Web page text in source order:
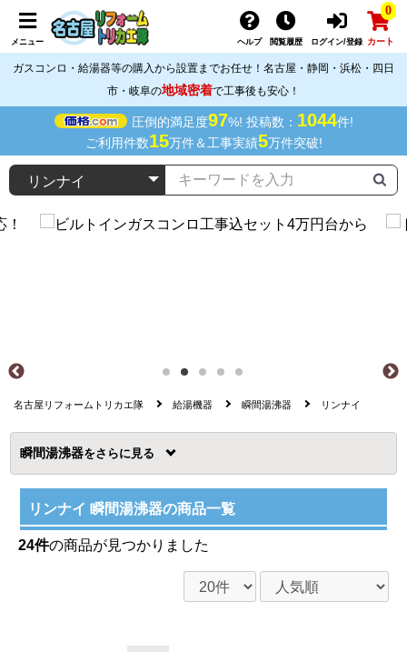
メニュー ヘルプ 閲覧履歴 ログイン/登録
0
カート
ガスコンロ・給湯器等の購入から設置までお任せ！名古屋・静岡・浜松・四日
市・岐阜の地域密着で工事後も安心！
圧倒的満足度97%! 投稿数： 1044件!
ご利用件数15万件＆工事実績5万件突破!
名古屋リフォームトリカエ隊 給湯機器 瞬間湯沸器 リンナイ
瞬間湯沸器を
リンナイ 瞬間湯沸器の商品一覧
24件の商品が見つかりました